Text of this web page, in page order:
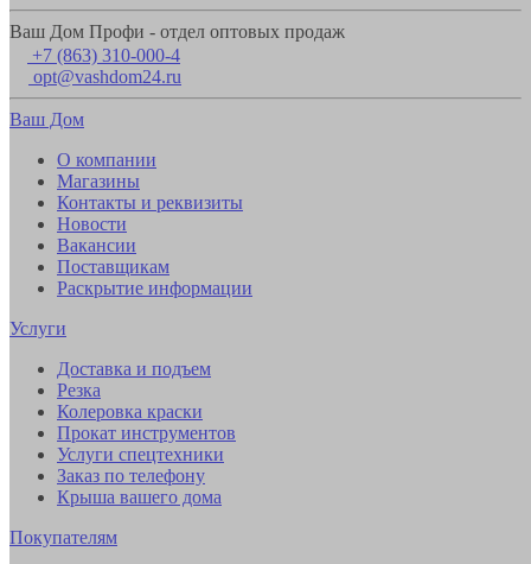
Ваш Дом Профи - отдел оптовых продаж
+7 (863) 310-000-4
opt@vashdom24.ru
Ваш Дом
О компании
Магазины
Контакты и реквизиты
Новости
Вакансии
Поставщикам
Раскрытие информации
Услуги
Доставка и подъем
Резка
Колеровка краски
Прокат инструментов
Услуги спецтехники
Заказ по телефону
Крыша вашего дома
Покупателям